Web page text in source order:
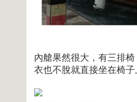
內艙果然很大，有三排
衣也不脫就直接坐在椅